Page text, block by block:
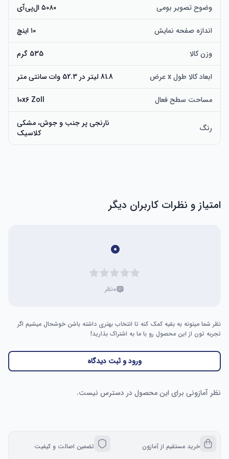
وضوح تصویر بومی ۵۰۸۰ ال‌پی‌آی
اندازه صفحه نمایش ۱۰ اینچ
وزن کالا 535 گرم
ابعاد کالا طول x عرض 81.8 لیتر در 52.3 وات سانتی متر
مساحت سطح فعال 10x6 Zoll
رنگ
نارنجی پر جنب و جوش، مشکی
کلاسیک
امتیاز و نظرات کاربران دیگر
۰
۰نظر
نظر شما میتونه به بقیه کمک کنه تا انتخاب بهتری داشته باشن خوشحال میشیم اگر
تجربه تون از این محصول رو با ما به اشتراک بذارید!
ورود و ثبت دیدگاه
نظر آمازونی برای این محصول در دسترس نیست.
خرید مستقیم از آمازون تضمین اصالت و کیفیت